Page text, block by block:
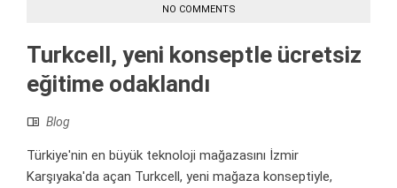
NO COMMENTS
Turkcell, yeni konseptle ücretsiz
eğitime odaklandı
Blog
Türkiye'nin en büyük teknoloji mağazasını İzmir
Karşıyaka'da açan Turkcell, yeni mağaza konseptiyle,